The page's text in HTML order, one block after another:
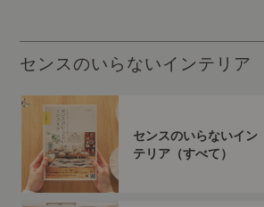
センスのいらないインテリア
センスのいらないイン
テリア（すべて）